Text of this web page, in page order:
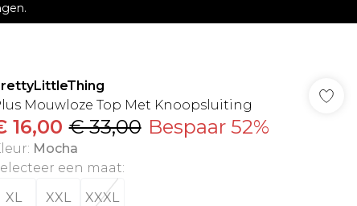
Mouwloze Top Met Knoopsluiting
16,00 € 33,00 Bespaar 52%
: Mocha
een maat:
XL
XXL XXXL